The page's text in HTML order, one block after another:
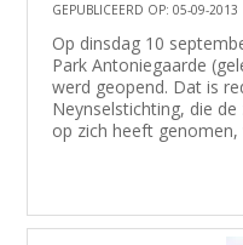
GEPUBLICEERD OP: 05-09-2013
Op dinsdag 10
Park Antoniegaarde
werd geopend. Dat is
Neynselstichting, die
op zich heeft